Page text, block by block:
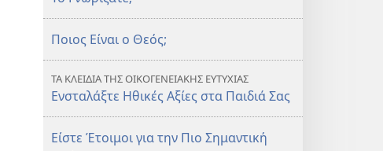
Ποιος Είναι ο Θεός;
ΤΑ ΚΛΕΙΔΙΑ ΤΗΣ ΟΙΚΟΓΕΝΕΙΑΚΗΣ ΕΥΤΥΧΙΑΣ
Ενσταλάξτε Ηθικές Αξίες στα Παιδιά Σας
Είστε Έτοιμοι για την Πιο Σημαντική